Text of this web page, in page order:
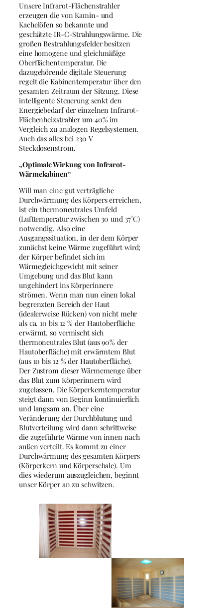
Unsere Infrarot-Flächenstrahler
erzeugen die von Kamin- und
Kachelöfen so bekannte und
geschätzte IR-C-Strahlungswärme. Die
großen Bestrahlungsfelder besitzen
eine homogene und gleichmäßige
Oberflächentemperatur. Die
dazugehörende digitale Steuerung
regelt die Kabinentemperatur über den
gesamten Zeitraum der Sitzung. Diese
intelligente Steuerung senkt den
Energiebedarf der einzelnen Infrarot-
Flächenheizstrahler um 40% im
Vergleich zu analogen Regelsystemen.
Auch das alles bei 230 V
Steckdosenstrom.
„Optimale Wirkung von Infrarot-
Wärmekabinen“
Will man eine gut verträgliche
Durchwärmung des Körpers erreichen,
ist ein thermoneutrales Umfeld
(Lufttemperatur zwischen 30 und 37°C)
notwendig. Also eine
Ausgangssituation, in der dem Körper
zunächst keine Wärme zugeführt wird;
der Körper befindet sich im
Wärmegleichgewicht mit seiner
Umgebung und das Blut kann
ungehindert ins Körperinnere
strömen. Wenn man nun einen lokal
begrenzten Bereich der Haut
(idealerweise Rücken) von nicht mehr
als ca. 10 bis 12 % der Hautoberfläche
erwärmt, so vermischt sich
thermoneutrales Blut (aus 90% der
Hautoberfläche) mit erwärmtem Blut
(aus 10 bis 12 % der Hautoberfläche).
Der Zustrom dieser Wärmemenge über
das Blut zum Körperinnern wird
zugelassen. Die Körperkerntemperatur
steigt dann von Beginn kontinuierlich
und langsam an. Über eine
Veränderung der Durchblutung und
Blutverteilung wird dann schrittweise
die zugeführte Wärme von innen nach
außen verteilt. Es kommt zu einer
Durchwärmung des gesamten Körpers
(Körperkern und Körperschale). Um
dies wiederum auszugleichen, beginnt
unser Körper an zu schwitzen.